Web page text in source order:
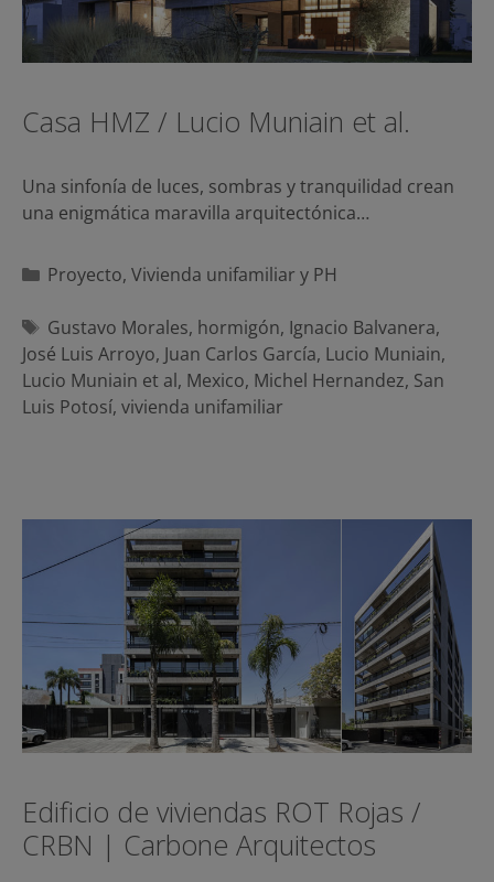
Casa HMZ / Lucio Muniain et al.
Una sinfonía de luces, sombras y tranquilidad crean
una enigmática maravilla arquitectónica…
Categorías
Proyecto, Vivienda unifamiliar y PH
Etiquetas
Gustavo Morales, hormigón, Ignacio Balvanera,
José Luis Arroyo, Juan Carlos García, Lucio Muniain,
Lucio Muniain et al, Mexico, Michel Hernandez, San
Luis Potosí, vivienda unifamiliar
Edificio de viviendas ROT Rojas /
CRBN | Carbone Arquitectos